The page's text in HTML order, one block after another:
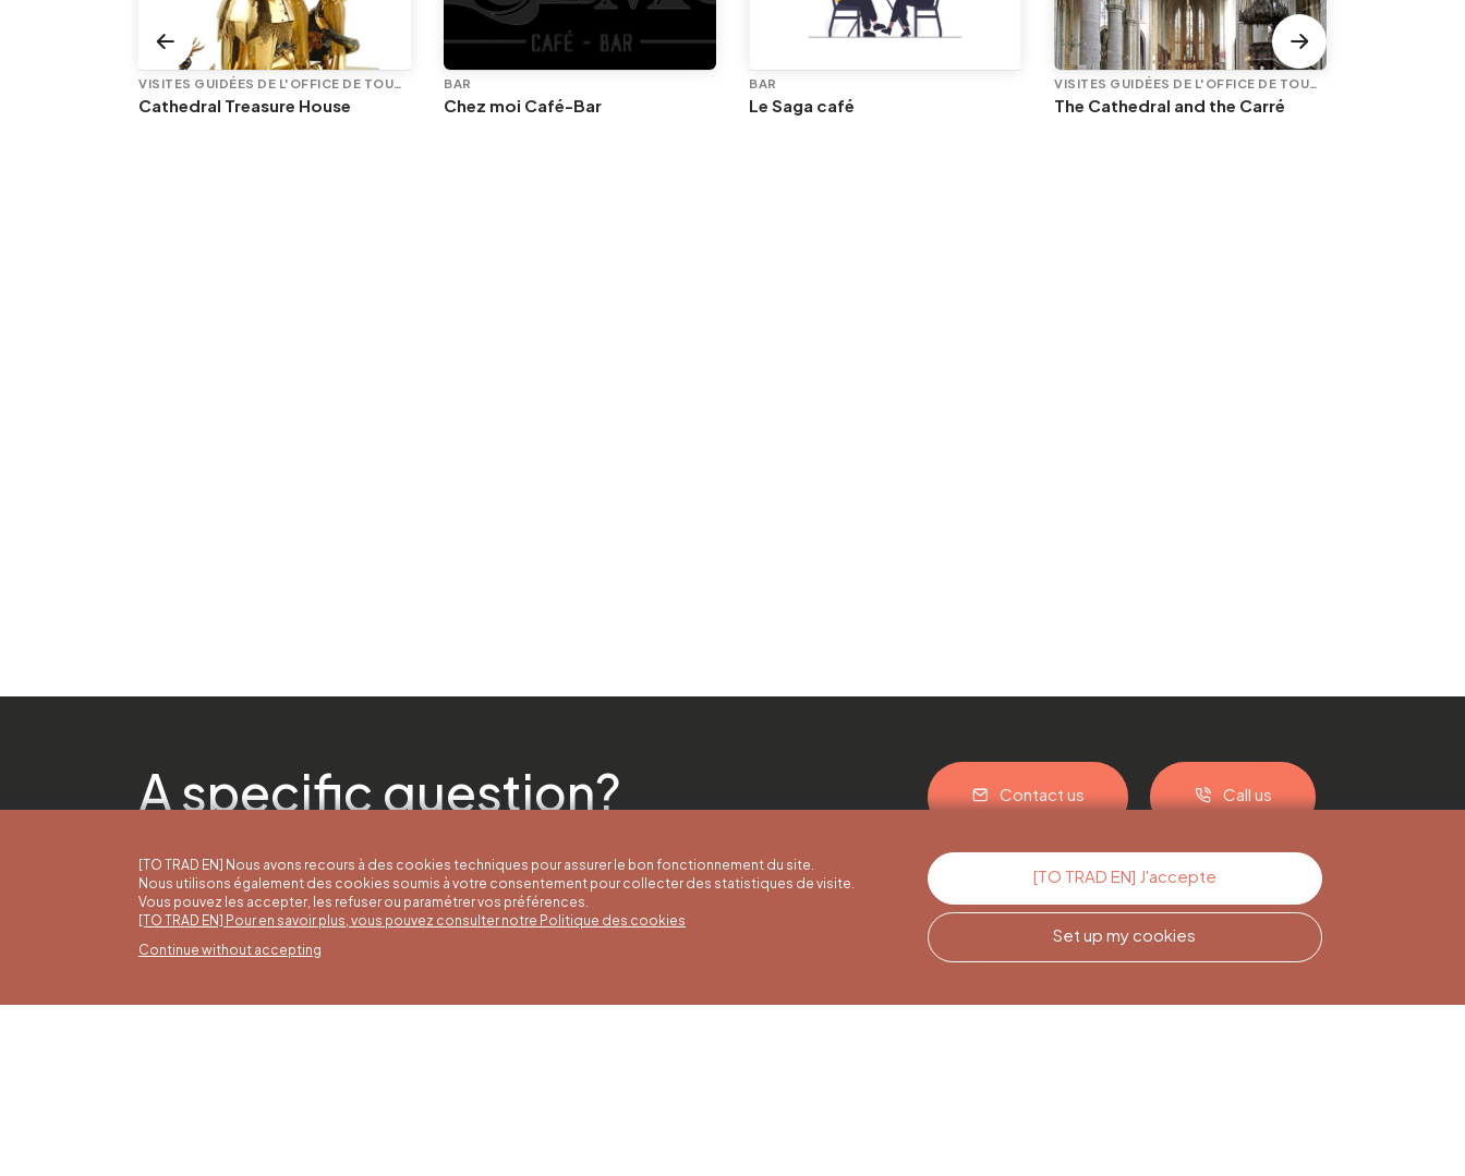
VISITES GUIDÉES DE L'OFFICE DE TOURISME
Cathedral Treasure House
BAR
Chez moi Café-Bar
BAR
Le Saga café
VISITES GUIDÉES DE L'OFFICE DE TOURISME
The Cathedral and the Carré
A specific question? Contact us Call us
Newsletter
[TO TRAD EN] Nous avons recours à des cookies techniques pour assurer le bon fonctionnement du site.
Nous utilisons également des cookies soumis à votre consentement pour collecter des statistiques de visite.
Vous pouvez les accepter, les refuser ou paramétrer vos préférences.
[TO TRAD EN] Pour en savoir plus, vous pouvez consulter notre Politique des cookies
Continue without accepting
[TO TRAD EN] J'accepte
Set up my cookies